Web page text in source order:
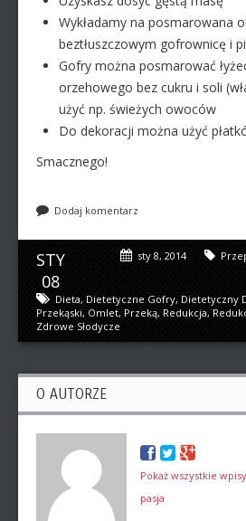
Wykładamy na posmarowana
beztłuszczowym gofrownicę i
Gofry można posmarować
orzehowego bez cukru i soli
użyć np. świeżych owoców
Do dekoracji można użyć
Smacznego!
Dodaj komentarz
STY
08
sty 8, 2014
Dieta, Dietetyczne Gofry, Dietetyczny
Przekąski, Omlet, Przeką, Redukcja,
Zdrowe Słodycze
O AUTORZE
Pokaż wszystkie
pasja